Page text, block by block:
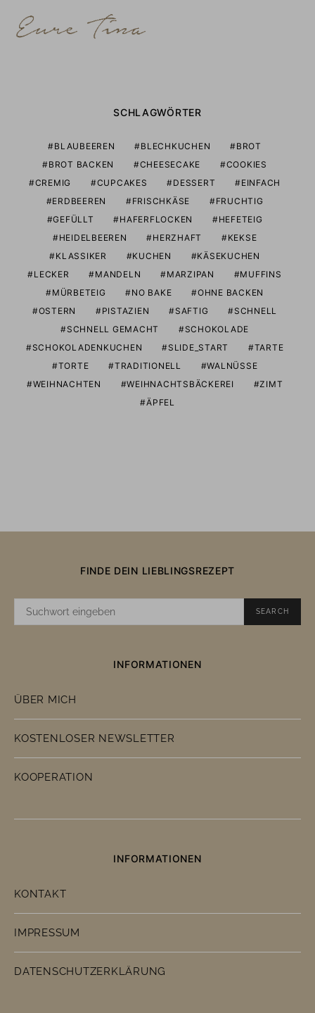
SCHLAGWÖRTER
BLAUBEEREN BLECHKUCHEN
BROT
BROT BACKEN
CHEESECAKE
COOKIES
CREMIG
CUPCAKES DESSERT
EINFACH
ERDBEEREN
FRISCHKÄSE
FRUCHTIG
GEFÜLLT
HAFERFLOCKEN
HEFETEIG
HEIDELBEEREN
HERZHAFT
KEKSE
KLASSIKER
KUCHEN
KÄSEKUCHEN
LECKER
MANDELN MARZIPAN
MUFFINS
MÜRBETEIG
NO BAKE
OHNE BACKEN
OSTERN
PISTAZIEN SAFTIG
SCHNELL
SCHNELL GEMACHT
SCHOKOLADE
SCHOKOLADENKUCHEN
SLIDE_START
TARTE
TORTE
TRADITIONELL
WALNÜSSE
WEIHNACHTEN
WEIHNACHTSBÄCKEREI
ZIMT
ÄPFEL
FINDE DEIN LIEBLINGSREZEPT
SUCHE
SEARCH
INFORMATIONEN
ÜBER MICH
KOSTENLOSER NEWSLETTER
KOOPERATION
INFORMATIONEN
KONTAKT
IMPRESSUM
DATENSCHUTZERKLÄRUNG